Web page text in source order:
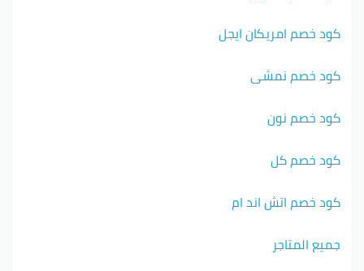
كود خصم امريكان ايجل
كود خصم نمشي
كود خصم نون
كود خصم كل
كود خصم اتش اند ام
جميع المتاجر